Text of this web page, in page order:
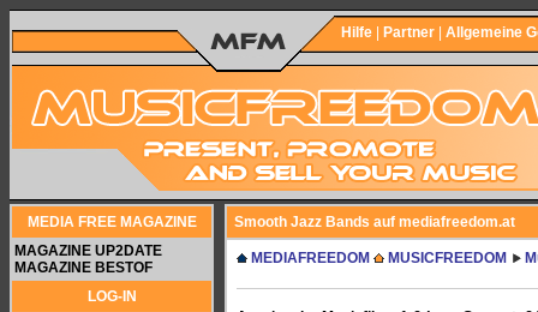
Hilfe Partner Allgemeine
MEDIA FREE MAGAZINE
MAGAZINE UP2DATE
MAGAZINE BESTOF
LOG-IN
Smooth Jazz Bands auf mediafreedom.at
MEDIAFREEDOM MUSICFREEDOM